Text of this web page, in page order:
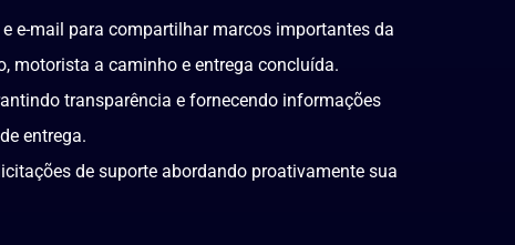
e-mail para compartilhar marcos importantes da
motorista a caminho e entrega concluída.
transparência e fornecendo informações
entrega.
de suporte abordando proativamente sua